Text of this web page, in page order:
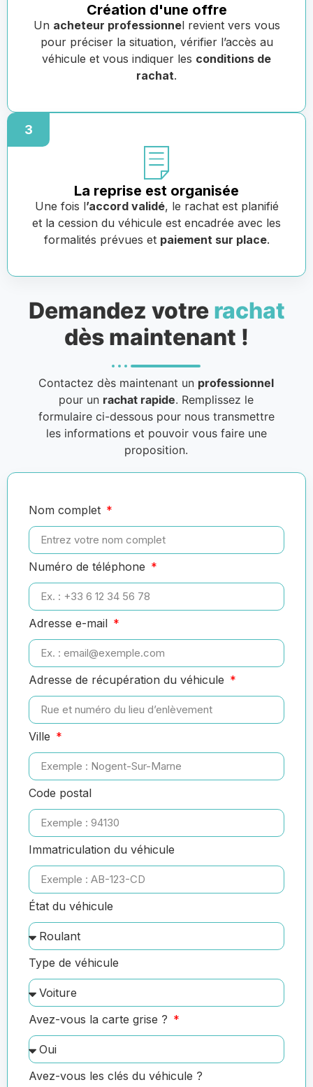
Création d'une offre
Un acheteur professionnel revient vers vous
pour préciser la situation, vérifier l’accès au
véhicule et vous indiquer les conditions de
rachat.
3
La reprise est organisée
Une fois l’accord validé, le rachat est planifié
et la cession du véhicule est encadrée avec les
formalités prévues et paiement sur place.
Demandez votre rachat
dès maintenant !
Contactez dès maintenant un professionnel
pour un rachat rapide. Remplissez le
formulaire ci-dessous pour nous transmettre
les informations et pouvoir vous faire une
proposition.
Nom complet
Numéro de téléphone
Adresse e-mail
Adresse de récupération du véhicule
Ville
Code postal
Immatriculation du véhicule
État du véhicule
Type de véhicule
Avez-vous la carte grise ?
Avez-vous les clés du véhicule ?